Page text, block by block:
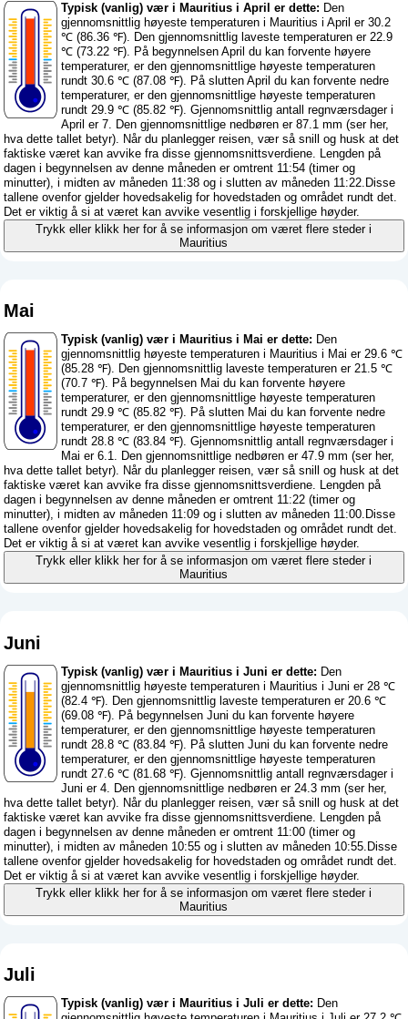
Typisk (vanlig) vær i Mauritius i April er dette: Den
gjennomsnittlig høyeste temperaturen i Mauritius i April er 30.2
℃ (86.36 ℉). Den gjennomsnittlig laveste temperaturen er 22.9
℃ (73.22 ℉). På begynnelsen April du kan forvente høyere
temperaturer, er den gjennomsnittlige høyeste temperaturen
rundt 30.6 ℃ (87.08 ℉). På slutten April du kan forvente nedre
temperaturer, er den gjennomsnittlige høyeste temperaturen
rundt 29.9 ℃ (85.82 ℉). Gjennomsnittlig antall regnværsdager i
April er 7. Den gjennomsnittlige nedbøren er 87.1 mm (ser her,
hva dette tallet betyr). Når du planlegger reisen, vær så snill og husk at det
faktiske været kan avvike fra disse gjennomsnittsverdiene. Lengden på
dagen i begynnelsen av denne måneden er omtrent 11:54 (timer og
minutter), i midten av måneden 11:38 og i slutten av måneden 11:22.Disse
tallene ovenfor gjelder hovedsakelig for hovedstaden og området rundt det.
Det er viktig å si at været kan avvike vesentlig i forskjellige høyder.
Trykk eller klikk her for å se informasjon om været flere steder i
Mauritius
Mai
Typisk (vanlig) vær i Mauritius i Mai er dette: Den
gjennomsnittlig høyeste temperaturen i Mauritius i Mai er 29.6 ℃
(85.28 ℉). Den gjennomsnittlig laveste temperaturen er 21.5 ℃
(70.7 ℉). På begynnelsen Mai du kan forvente høyere
temperaturer, er den gjennomsnittlige høyeste temperaturen
rundt 29.9 ℃ (85.82 ℉). På slutten Mai du kan forvente nedre
temperaturer, er den gjennomsnittlige høyeste temperaturen
rundt 28.8 ℃ (83.84 ℉). Gjennomsnittlig antall regnværsdager i
Mai er 6.1. Den gjennomsnittlige nedbøren er 47.9 mm (ser her,
hva dette tallet betyr). Når du planlegger reisen, vær så snill og husk at det
faktiske været kan avvike fra disse gjennomsnittsverdiene. Lengden på
dagen i begynnelsen av denne måneden er omtrent 11:22 (timer og
minutter), i midten av måneden 11:09 og i slutten av måneden 11:00.Disse
tallene ovenfor gjelder hovedsakelig for hovedstaden og området rundt det.
Det er viktig å si at været kan avvike vesentlig i forskjellige høyder.
Trykk eller klikk her for å se informasjon om været flere steder i
Mauritius
Juni
Typisk (vanlig) vær i Mauritius i Juni er dette: Den
gjennomsnittlig høyeste temperaturen i Mauritius i Juni er 28 ℃
(82.4 ℉). Den gjennomsnittlig laveste temperaturen er 20.6 ℃
(69.08 ℉). På begynnelsen Juni du kan forvente høyere
temperaturer, er den gjennomsnittlige høyeste temperaturen
rundt 28.8 ℃ (83.84 ℉). På slutten Juni du kan forvente nedre
temperaturer, er den gjennomsnittlige høyeste temperaturen
rundt 27.6 ℃ (81.68 ℉). Gjennomsnittlig antall regnværsdager i
Juni er 4. Den gjennomsnittlige nedbøren er 24.3 mm (ser her,
hva dette tallet betyr). Når du planlegger reisen, vær så snill og husk at det
faktiske været kan avvike fra disse gjennomsnittsverdiene. Lengden på
dagen i begynnelsen av denne måneden er omtrent 11:00 (timer og
minutter), i midten av måneden 10:55 og i slutten av måneden 10:55.Disse
tallene ovenfor gjelder hovedsakelig for hovedstaden og området rundt det.
Det er viktig å si at været kan avvike vesentlig i forskjellige høyder.
Trykk eller klikk her for å se informasjon om været flere steder i
Mauritius
Juli
Typisk (vanlig) vær i Mauritius i Juli er dette: Den